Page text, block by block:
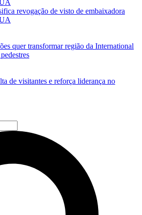
revogação de visto de embaixadora
quer transformar região da International
de visitantes e reforça liderança no